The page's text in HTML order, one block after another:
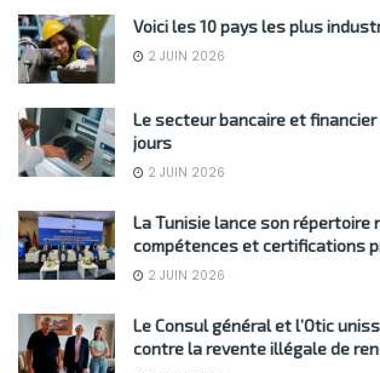
Voici les 10 pays les plus
2 JUIN 2026
Le secteur bancaire et financier
jours
2 JUIN 2026
La Tunisie lance son répertoire
compétences et certifications
2 JUIN 2026
Le Consul général et l’Otic
contre la revente illégale de